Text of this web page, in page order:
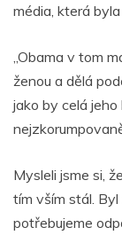
média, která
„Obama v tom
ženou a dělá
jako by celá
Mysleli jsme si,
tím vším stál.
potřebujeme